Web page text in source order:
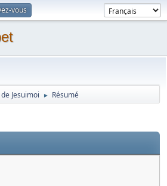
vous
Jesuimoi ► Résumé